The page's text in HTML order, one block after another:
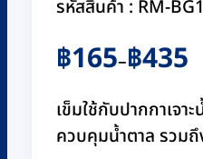
รหัสสินค้า : RM-
฿165–฿435
Price
range:
฿165
through
เข็มใช้กับปากกาเจ
ควบคุมน้ำตาล รวม